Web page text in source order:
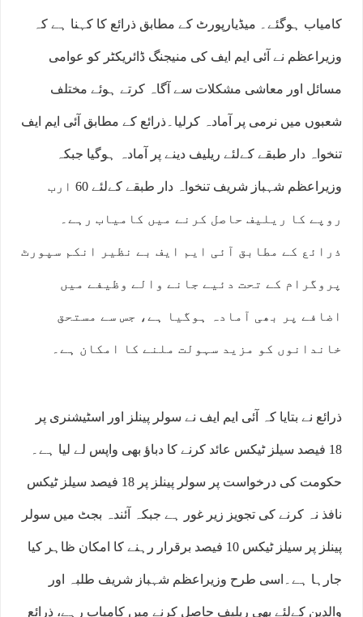
کامیاب ہوگئے۔ میڈیارپورٹ کے مطابق ذرائع کا کہنا ہے کہ
وزیراعظم نے آئی ایم ایف کی منیجنگ ڈائریکٹر کو عوامی
مسائل اور معاشی مشکلات سے آگاہ کرتے ہوئے مختلف
شعبوں میں نرمی پر آمادہ کرلیا۔ذرائع کے مطابق آئی ایم ایف
تنخواہ دار طبقے کےلئے ریلیف دینے پر آمادہ ہوگیا جبکہ
وزیراعظم شہباز شریف تنخواہ دار طبقے کےلئے 60 ارب
روپے کا ریلیف حاصل کرنے میں کامیاب رہے۔
ذرائع کے مطابق آئی ایم ایف بے نظیر انکم سپورٹ
پروگرام کے تحت دئیے جانے والے وظیفے میں
اضافے پر بھی آمادہ ہوگیا ہے، جس سے مستحق
خاندانوں کو مزید سہولت ملنے کا امکان ہے۔
ذرائع نے بتایا کہ آئی ایم ایف نے سولر پینلز اور اسٹیشنری پر
18 فیصد سیلز ٹیکس عائد کرنے کا دباﺅ بھی واپس لے لیا ہے۔
حکومت کی درخواست پر سولر پینلز پر 18 فیصد سیلز ٹیکس
نافذ نہ کرنے کی تجویز زیر غور ہے جبکہ آئندہ بجٹ میں سولر
پینلز پر سیلز ٹیکس 10 فیصد برقرار رہنے کا امکان ظاہر کیا
جارہا ہے۔اسی طرح وزیراعظم شہباز شریف طلبہ اور
والدین کےلئے بھی ریلیف حاصل کرنے میں کامیاب رہے، ذرائع